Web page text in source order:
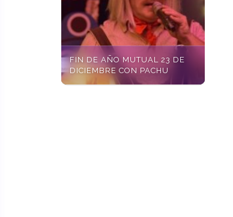
FIN DE AÑO MUTUAL 23 DE
DICIEMBRE CON PACHU